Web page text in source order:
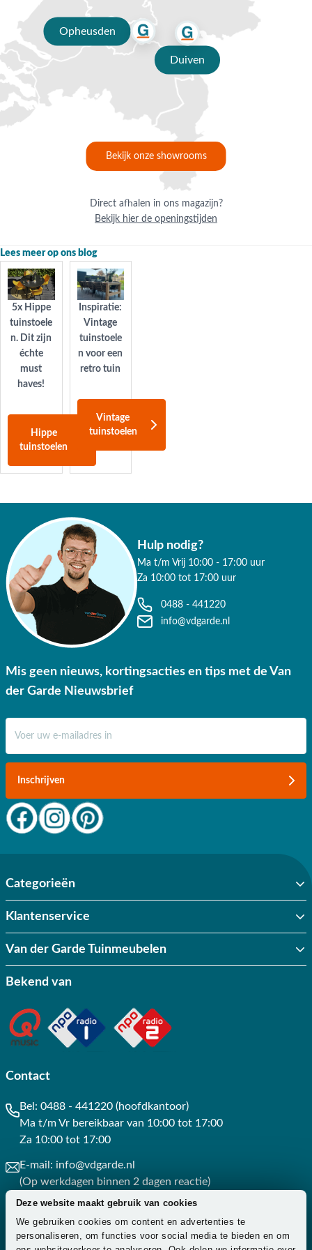
Deze website maakt gebruik van cookies
We gebruiken cookies om content en advertenties te
personaliseren, om functies voor social media te bieden en om
de levensduur van je stapelbare kuipstoelen verlengen door ze binnen
op te slaan.
Stapelbare kuipstoelen kopen bij Van der
Garde
Al stapelverliefd op onze stapelbare kuipstoelen? Dan ben je bij Van
der Garde tuinmeubelen aan het juiste (web)adres. Met méér dan 75
jaar ervaring vind je bij ons een ruime en stijlvolle collectie stapelbare
kuipstoelen. Bestel de stoelen eenvoudig! Liever eerst even
proefzitten? Kom gezellig langs in één van onze showrooms in
Opheusden, Duiven of Apeldoorn! Onze deskundige collega’s staan
voor je klaar. Dankzij onze grootschalige inkoop en langdurige
samenwerkingen met onze leveranciers profiteer je van de scherpste
prijzen. Bij een besteding vanaf €50,- wordt jouw stapelbare kuipstoel
Opheusden
Duiven
Bekijk onze showrooms
Direct afhalen in ons magazijn?
Bekijk hier de openingstijden
Lees meer op ons blog
5x Hippe
tuinstoele
n. Dit zijn
échte
must
haves!
Hippe
tuinstoelen
Inspiratie:
Vintage
tuinstoele
n voor een
retro tuin
Vintage
tuinstoelen
Hulp nodig?
Ma t/m Vrij 10:00 - 17:00 uur
Za 10:00 tot 17:00 uur
0488 - 441220
info@vdgarde.nl
Mis geen nieuws, kortingsacties en tips met de Van
der Garde Nieuwsbrief
Inschrijven
Categorieën
Klantenservice
Van der Garde Tuinmeubelen
Bekend van
Contact
Bel: 0488 - 441220 (hoofdkantoor)
Ma t/m Vr bereikbaar van 10:00 tot 17:00
Za 10:00 tot 17:00
E-mail: info@vdgarde.nl
(Op werkdagen binnen 2 dagen reactie)
Whatsapp: 0488441220
(Op werkdagen binnen 3 uur reactie)